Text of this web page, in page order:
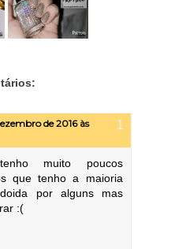
de 2016 às
muito poucos
que tenho a maioria
por alguns mas
:(